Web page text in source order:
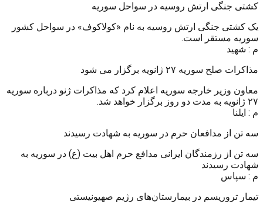
کشتی جنگی ارتش روسیه در سواحل سوریه
یک کشتی جنگی ارتش روسیه به نام «کولاکوف» در سواحل کشور
سوریه مستقر است.
م : شهید
مذاکرات صلح سوریه ۲۷ ژانویه برگزار می شود
معاون وزیر خارجه سوریه اعلام کرد که مذاکرات ژنو درباره سوریه
۲۷ ژانویه به مدت دو روز برگزار خواهد شد.
م : ایلنا
سه تن از مدافعان حرم در سوریه به شهادت رسیدند
سه تن از رزمندگان ایرانی مدافع حرم اهل بیت (ع) در سوریه به
شهادت رسیدند
م : سپاس
تیمار تروریسم در بیمارستان‌های رژیم صهیونیستی